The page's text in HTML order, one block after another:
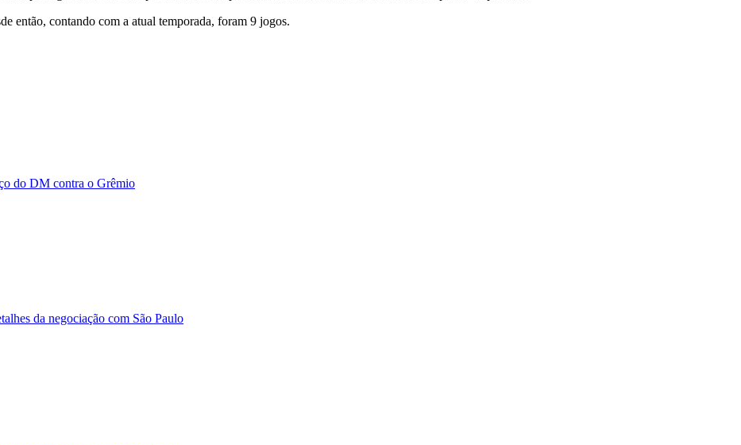
então, contando com a atual temporada, foram 9 jogos.
do DM contra o Grêmio
da negociação com São Paulo